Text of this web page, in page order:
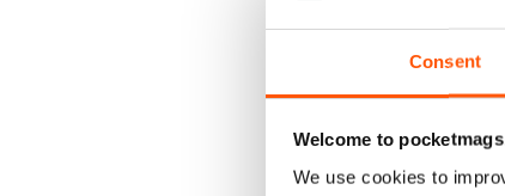
Consent
Welcome to
We use cookies to
SPECIAL